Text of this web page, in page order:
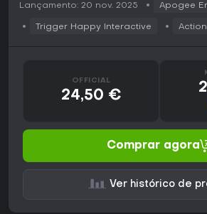
Lançamento: 20 nov. 2025 Apogee
Trigger Happy Interactive Action
OFFICIAL
24,50 €
Comprar agora
Ver histórico de